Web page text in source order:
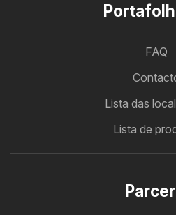
FAQ
Lista das
Lista de